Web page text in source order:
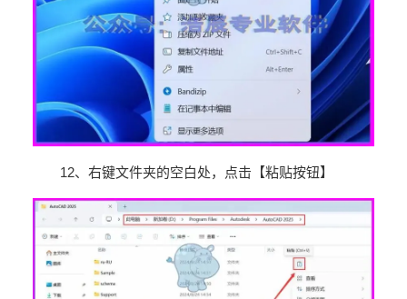
12、右键文件夹的空白处，点击【粘贴按钮】